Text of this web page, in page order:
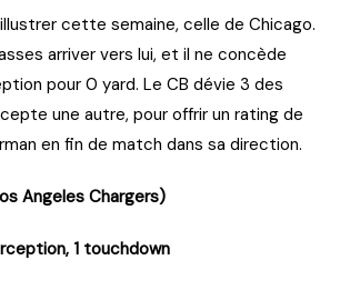
cette semaine, celle de Chicago.
arriver vers lui, et il ne concède
pour 0 yard. Le CB dévie 3 des
une autre, pour offrir un rating de
en fin de match dans sa direction.
Angeles Chargers)
1 touchdown